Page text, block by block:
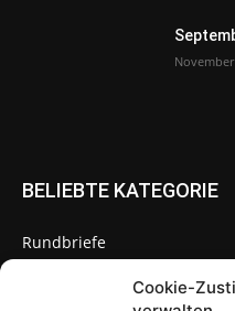
Cookie-
BELIEBTE KATEGORIE
Rundbriefe